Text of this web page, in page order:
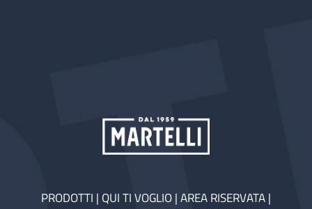
PRODOTTI | QUI TI VOGLIO|AREA RISERVATA|